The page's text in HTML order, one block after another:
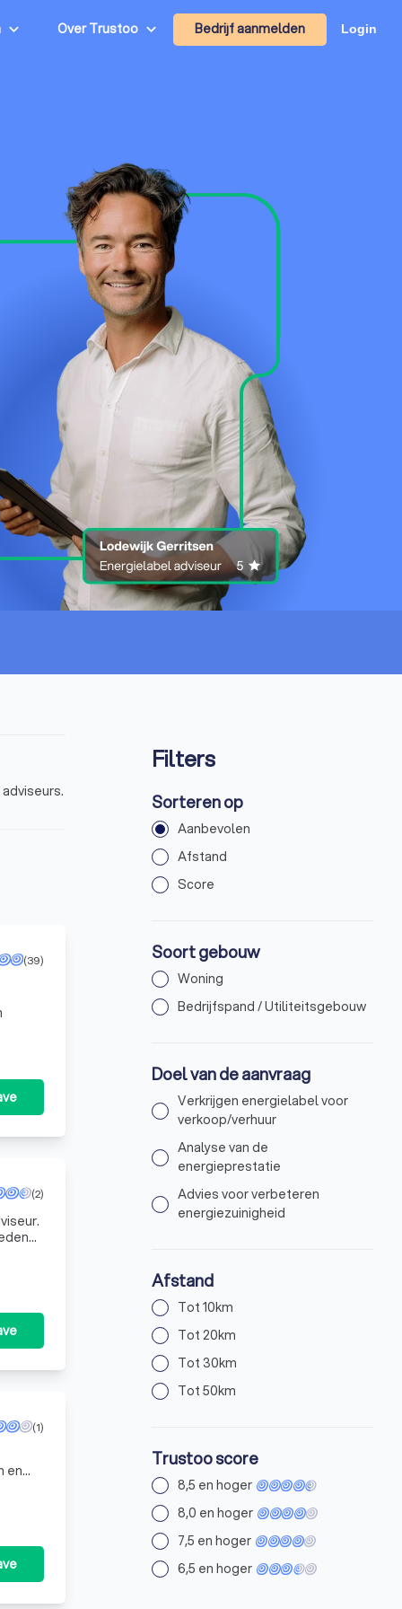
Over Trustoo Bedrijf aanmelden Login
(39)
(2)
(1)
en
Filters
Sorteren op
Aanbevolen
Afstand
Score
Soort gebouw
Woning
Bedrijfspand / Utiliteitsgebouw
Doel van de aanvraag
Verkrijgen energielabel voor
verkoop/verhuur
Analyse van de
energieprestatie
Advies voor verbeteren
energiezuinigheid
Afstand
Tot 10km
Tot 20km
Tot 30km
Tot 50km
Trustoo score
8,5 en hoger
8,0 en hoger
7,5 en hoger
6,5 en hoger